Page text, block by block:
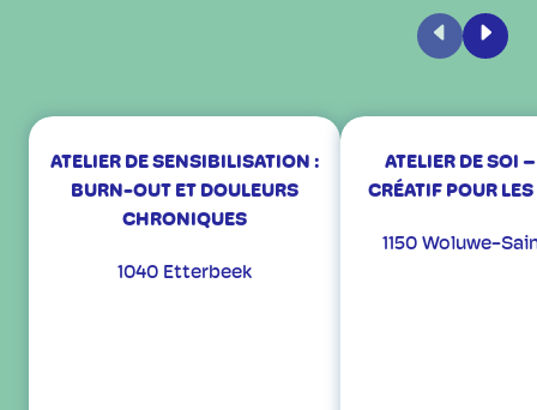
Précédent
ATELIER DE SENSIBILISATION :
BURN-OUT ET DOULEURS
CHRONIQUES
1040 Etterbeek
ATELIER DE SOI
CRÉATIF POUR
1150 Woluwe-